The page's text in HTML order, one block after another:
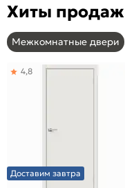
Хиты продаж
Межкомнатные двери
Доставим завтра
4,8